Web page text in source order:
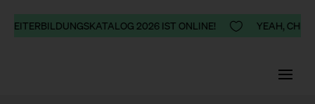
2026 IST ONLINE!  YEAH,